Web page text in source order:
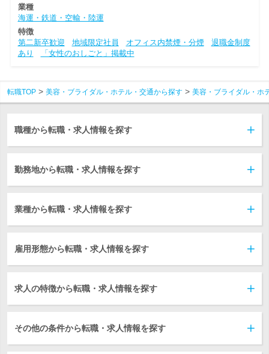
業種
海運・鉄道・空輸・陸運
特徴
第二新卒歓迎
地域限定社員 オフィス内禁煙・分煙
退職金制度
あり
「女性のおしごと」掲載中
転職TOP 美容・ブライダル・ホテル・交通から探す 美容・ブライダル・ホ
職種から転職・求人情報を探す
勤務地から転職・求人情報を探す
業種から転職・求人情報を探す
雇用形態から転職・求人情報を探す
求人の特徴から転職・求人情報を探す
その他の条件から転職・求人情報を探す